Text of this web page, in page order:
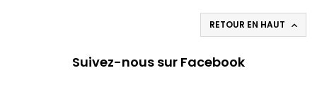
RETOUR EN HAUT 
Suivez-nous sur Facebook